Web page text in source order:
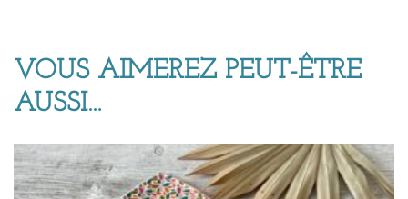
VOUS AIMEREZ PEUT-ÊTRE
AUSSI…